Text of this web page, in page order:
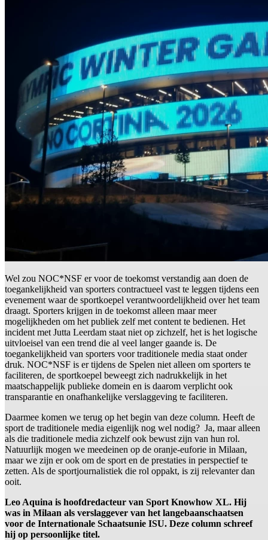
Wel zou NOC*NSF er voor de toekomst verstandig aan doen de
toegankelijkheid van sporters contractueel vast te leggen tijdens een
evenement waar de sportkoepel verantwoordelijkheid over het team
draagt. Sporters krijgen in de toekomst alleen maar meer
mogelijkheden om het publiek zelf met content te bedienen. Het
incident met Jutta Leerdam staat niet op zichzelf, het is het logische
uitvloeisel van een trend die al veel langer gaande is. De
toegankelijkheid van sporters voor traditionele media staat onder
druk. NOC*NSF is er tijdens de Spelen niet alleen om sporters te
faciliteren, de sportkoepel beweegt zich nadrukkelijk in het
maatschappelijk publieke domein en is daarom verplicht ook
transparantie en onafhankelijke verslaggeving te faciliteren.
Daarmee komen we terug op het begin van deze column. Heeft de
sport de traditionele media eigenlijk nog wel nodig? Ja, maar alleen
als die traditionele media zichzelf ook bewust zijn van hun rol.
Natuurlijk mogen we meedeinen op de oranje-euforie in Milaan,
maar we zijn er ook om de sport en de prestaties in perspectief te
zetten. Als de sportjournalistiek die rol oppakt, is zij relevanter dan
ooit.
Leo Aquina is hoofdredacteur van Sport Knowhow XL. Hij
was in Milaan als verslaggever van het langebaanschaatsen
voor de Internationale Schaatsunie ISU. Deze column schreef
hij op persoonlijke titel.